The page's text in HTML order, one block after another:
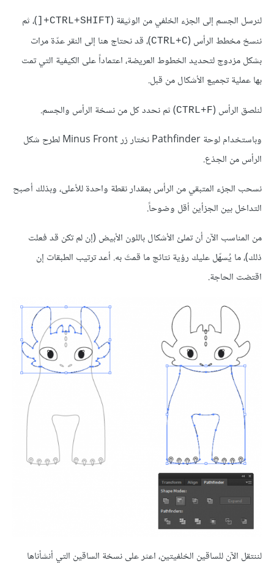
لنرسل الجسم إلى الجزء الخلفي من الوثيقة (CTRL+SHIFT+[
)، ثم
ننسخ مخطط الرأس (CTRL+C)، قد نحتاج هنا إلى النقر عدّة مرات
بشكل مزدوج لتحديد الخطوط العريضة، اعتماداً على الكيفية التي تمت
بها عملية تجميع الأشكال من قبل.
لنلصق الرأس (CTRL+F) ثم نحدد كل من نسخة الرأس والجسم.
وباستخدام لوحة Pathfinder نختار زر Minus Front لطرح شكل
الرأس من الجذع.
نسحب الجزء المتبقي من الرأس بمقدار نقطة واحدة للأعلى، وبذلك أصبح
التداخل بين الجزأين أقل وضوحاً.
من المناسب الآن أن تملئ الأشكال باللون الأبيض (إن لم تكن قد فعلت
ذلك)، ما يُسهّل عليك رؤية نتائج ما قمتَ به. أعد ترتيب الطبقات إن
اقتضت الحاجة.
لننتقل الآن للساقين الخلفيتين، اعثر على نسخة الساقين التي أنشأناها